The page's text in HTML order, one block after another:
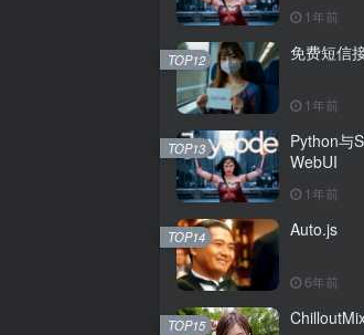
1年前
免费短信
1年前
TOP12
Python与
WebUI
1年前
TOP13
Auto.js
6年前
TOP14
TOP15